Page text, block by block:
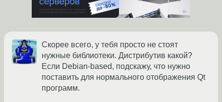
Скорее всего, у тебя просто не стоят
нужные библиотеки. Дистрибутив какой?
Если Debian-based, подскажу, что нужно
поставить для нормального отображения Qt
программ.